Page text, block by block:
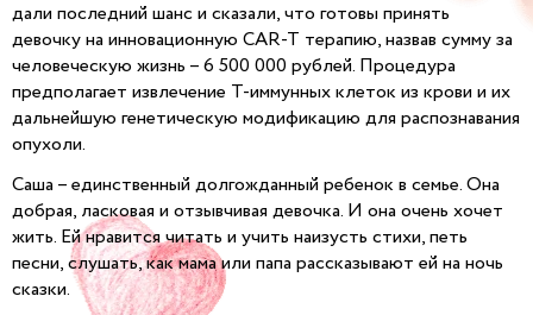
дали последний шанс и сказали, что готовы принять
девочку на инновационную CAR-T терапию, назвав сумму за
человеческую жизнь – 6 500 000 рублей. Процедура
предполагает извлечение Т-иммунных клеток из крови и их
дальнейшую генетическую модификацию для распознавания
опухоли.
Саша – единственный долгожданный ребенок в семье. Она
добрая, ласковая и отзывчивая девочка. И она очень хочет
жить. Ей нравится читать и учить наизусть стихи, петь
песни, слушать, как мама или папа рассказывают ей на ночь
сказки.